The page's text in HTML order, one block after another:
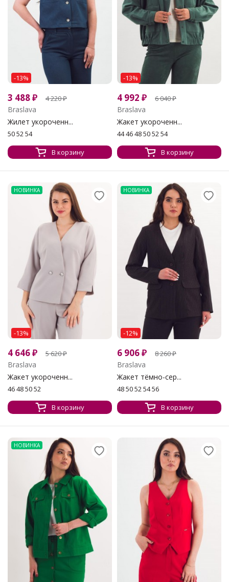
-13%
3 488₽ 4 220₽
Braslava
Жилет укороченн...
50 52 54
В корзину
-13%
4 992 ₽ 6 040₽
Braslava
Жакет укороченн...
44 46 48 50 52 54
В корзину
НОВИНКА
-13%
4 646₽ 5 620₽
Braslava
Жакет укороченн...
46 48 50 52
В корзину
НОВИНКА
-12%
6 906₽ 8 260₽
Braslava
Жакет тёмно-сер...
48 50 52 54 56
В корзину
НОВИНКА